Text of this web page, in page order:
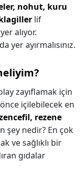
nohut, kuru
lif
alıyor.
yer ayırmalısınız.
zayıflamak için
içilebilecek en
rezene
şey nedir? En çok
ve sağlıklı bir
gıdalar